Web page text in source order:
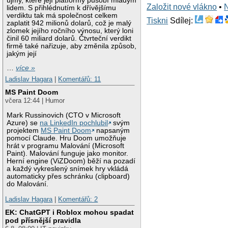
lidem. S přihlédnutím k dřívějšímu
verdiktu tak má společnost celkem
zaplatit 942 milionů dolarů, což je malý
zlomek jejího ročního výnosu, který loni
činil 60 miliard dolarů. Čtvrteční verdikt
firmě také nařizuje, aby změnila způsob,
jakým její
…více »
Ladislav Hagara
Komentářů: 11
MS Paint Doom
včera 12:44 | Humor
Mark Russinovich (CTO v Microsoft
Azure) se na LinkedIn pochlubil
svým
projektem MS Paint Doom
napsaným
pomocí Claude. Hru Doom umožňuje
hrát v programu Malování (Microsoft
Paint). Malování funguje jako monitor.
Herní engine (ViZDoom) běží na pozadí
a každý vykreslený snímek hry vkládá
automaticky přes schránku (clipboard)
do Malování.
Ladislav Hagara
Komentářů: 2
EK: ChatGPT i Roblox mohou spadat
pod přísnější pravidla
Založit nové vlákno •
Tiskni Sdílej: